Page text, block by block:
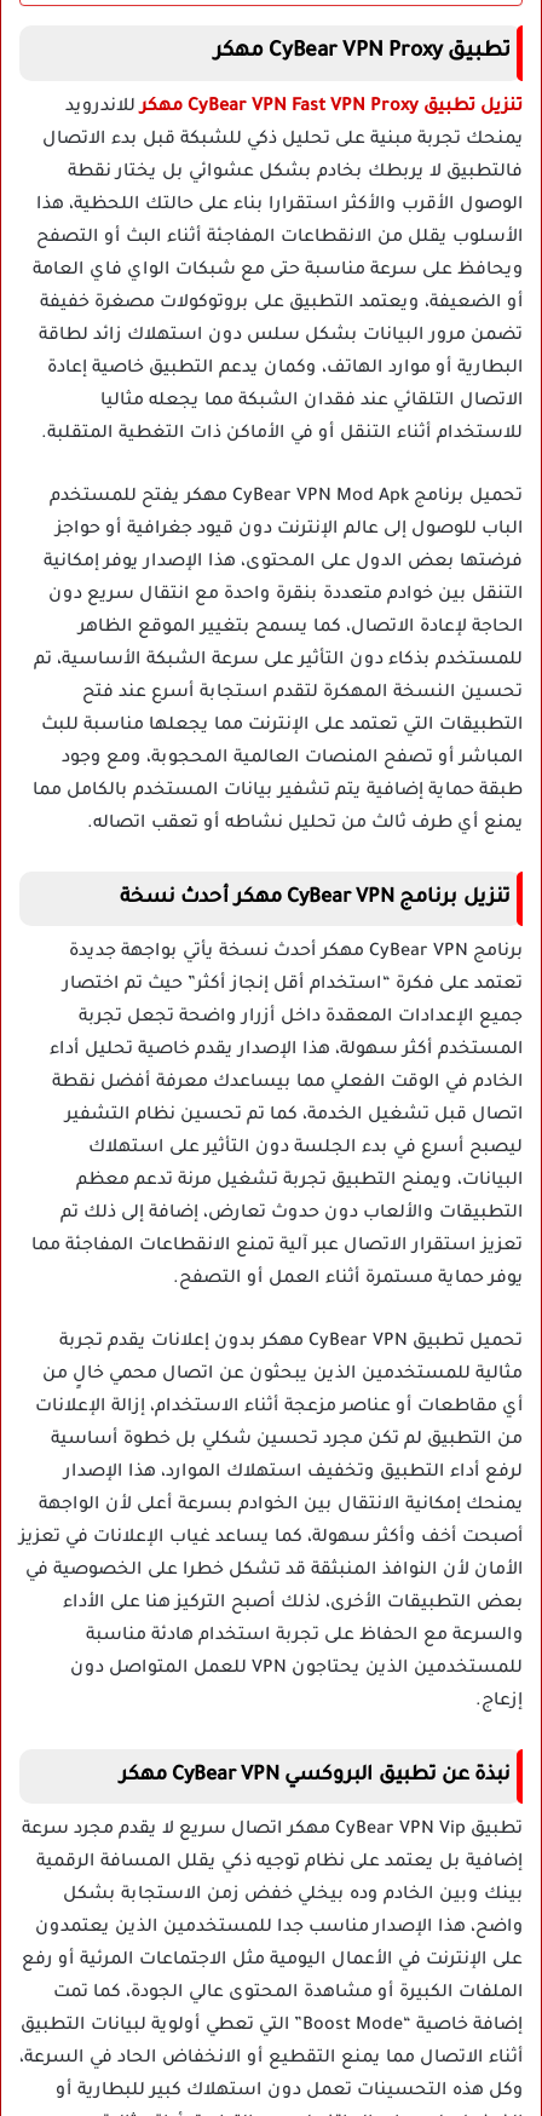
تطبيق CyBear VPN Proxy مهكر
تنزيل تطبيق CyBear VPN Fast VPN Proxy مهكر
للاندرويد
يمنحك تجربة مبنية على تحليل ذكي للشبكة قبل بدء الاتصال
فالتطبيق لا يربطك بخادم بشكل عشوائي بل يختار نقطة
الوصول الأقرب والأكثر استقرارا بناء على حالتك اللحظية، هذا
الأسلوب يقلل من الانقطاعات المفاجئة أثناء البث أو التصفح
ويحافظ على سرعة مناسبة حتى مع شبكات الواي فاي العامة
أو الضعيفة، ويعتمد التطبيق على بروتوكولات مصغرة خفيفة
تضمن مرور البيانات بشكل سلس دون استهلاك زائد لطاقة
البطارية أو موارد الهاتف، وكمان يدعم التطبيق خاصية إعادة
الاتصال التلقائي عند فقدان الشبكة مما يجعله مثاليا
للاستخدام أثناء التنقل أو في الأماكن ذات التغطية المتقلبة.
تحميل برنامج CyBear VPN Mod Apk مهكر يفتح للمستخدم
الباب للوصول إلى عالم الإنترنت دون قيود جغرافية أو حواجز
فرضتها بعض الدول على المحتوى، هذا الإصدار يوفر إمكانية
التنقل بين خوادم متعددة بنقرة واحدة مع انتقال سريع دون
الحاجة لإعادة الاتصال، كما يسمح بتغيير الموقع الظاهر
للمستخدم بذكاء دون التأثير على سرعة الشبكة الأساسية، تم
تحسين النسخة المهكرة لتقدم استجابة أسرع عند فتح
التطبيقات التي تعتمد على الإنترنت مما يجعلها مناسبة للبث
المباشر أو تصفح المنصات العالمية المحجوبة، ومع وجود
طبقة حماية إضافية يتم تشفير بيانات المستخدم بالكامل مما
يمنع أي طرف ثالث من تحليل نشاطه أو تعقب اتصاله.
تنزيل برنامج CyBear VPN مهكر أحدث نسخة
برنامج CyBear VPN مهكر أحدث نسخة يأتي بواجهة جديدة
تعتمد على فكرة “استخدام أقل إنجاز أكثر” حيث تم اختصار
جميع الإعدادات المعقدة داخل أزرار واضحة تجعل تجربة
المستخدم أكثر سهولة، هذا الإصدار يقدم خاصية تحليل أداء
الخادم في الوقت الفعلي مما بيساعدك معرفة أفضل نقطة
اتصال قبل تشغيل الخدمة، كما تم تحسين نظام التشفير
ليصبح أسرع في بدء الجلسة دون التأثير على استهلاك
البيانات، ويمنح التطبيق تجربة تشغيل مرنة تدعم معظم
التطبيقات والألعاب دون حدوث تعارض، إضافة إلى ذلك تم
تعزيز استقرار الاتصال عبر آلية تمنع الانقطاعات المفاجئة مما
يوفر حماية مستمرة أثناء العمل أو التصفح.
تحميل تطبيق CyBear VPN مهكر بدون إعلانات يقدم تجربة
مثالية للمستخدمين الذين يبحثون عن اتصال محمي خالٍ من
أي مقاطعات أو عناصر مزعجة أثناء الاستخدام، إزالة الإعلانات
من التطبيق لم تكن مجرد تحسين شكلي بل خطوة أساسية
لرفع أداء التطبيق وتخفيف استهلاك الموارد، هذا الإصدار
يمنحك إمكانية الانتقال بين الخوادم بسرعة أعلى لأن الواجهة
أصبحت أخف وأكثر سهولة، كما يساعد غياب الإعلانات في تعزيز
الأمان لأن النوافذ المنبثقة قد تشكل خطرا على الخصوصية في
بعض التطبيقات الأخرى، لذلك أصبح التركيز هنا على الأداء
والسرعة مع الحفاظ على تجربة استخدام هادئة مناسبة
للمستخدمين الذين يحتاجون VPN للعمل المتواصل دون
إزعاج.
نبذة عن تطبيق البروكسي CyBear VPN مهكر
تطبيق CyBear VPN Vip مهكر اتصال سريع لا يقدم مجرد سرعة
إضافية بل يعتمد على نظام توجيه ذكي يقلل المسافة الرقمية
بينك وبين الخادم وده بيخلي خفض زمن الاستجابة بشكل
واضح، هذا الإصدار مناسب جدا للمستخدمين الذين يعتمدون
على الإنترنت في الأعمال اليومية مثل الاجتماعات المرئية أو رفع
الملفات الكبيرة أو مشاهدة المحتوى عالي الجودة، كما تمت
إضافة خاصية “Boost Mode” التي تعطي أولوية لبيانات التطبيق
أثناء الاتصال مما يمنع التقطيع أو الانخفاض الحاد في السرعة،
وكل هذه التحسينات تعمل دون استهلاك كبير للبطارية أو